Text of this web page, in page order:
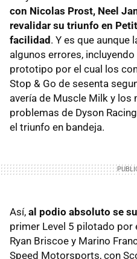
con Nicolas Prost, Neel
revalidar su triunfo en
facilidad . Y es que aunque
algunos errores,
prototipo por el cual los
Stop & Go de sesenta
avería de Muscle Milk y los
problemas de Dyson
el triunfo en bandeja.
Así, al podio absoluto se
primer Level 5 pilotado por
Ryan Briscoe y Marino
Speed Motorsports, con